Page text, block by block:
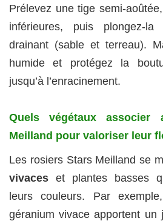
Prélevez une tige semi-
inférieures, puis plongez-
drainant (sable et terreau).
humide et protégez la
jusqu’à l’enracinement.
Quels végétaux associer
Meilland pour valoriser leur
Les rosiers Stars Meilland se
vivaces et plantes basses
leurs couleurs. Par
géranium vivace apportent un